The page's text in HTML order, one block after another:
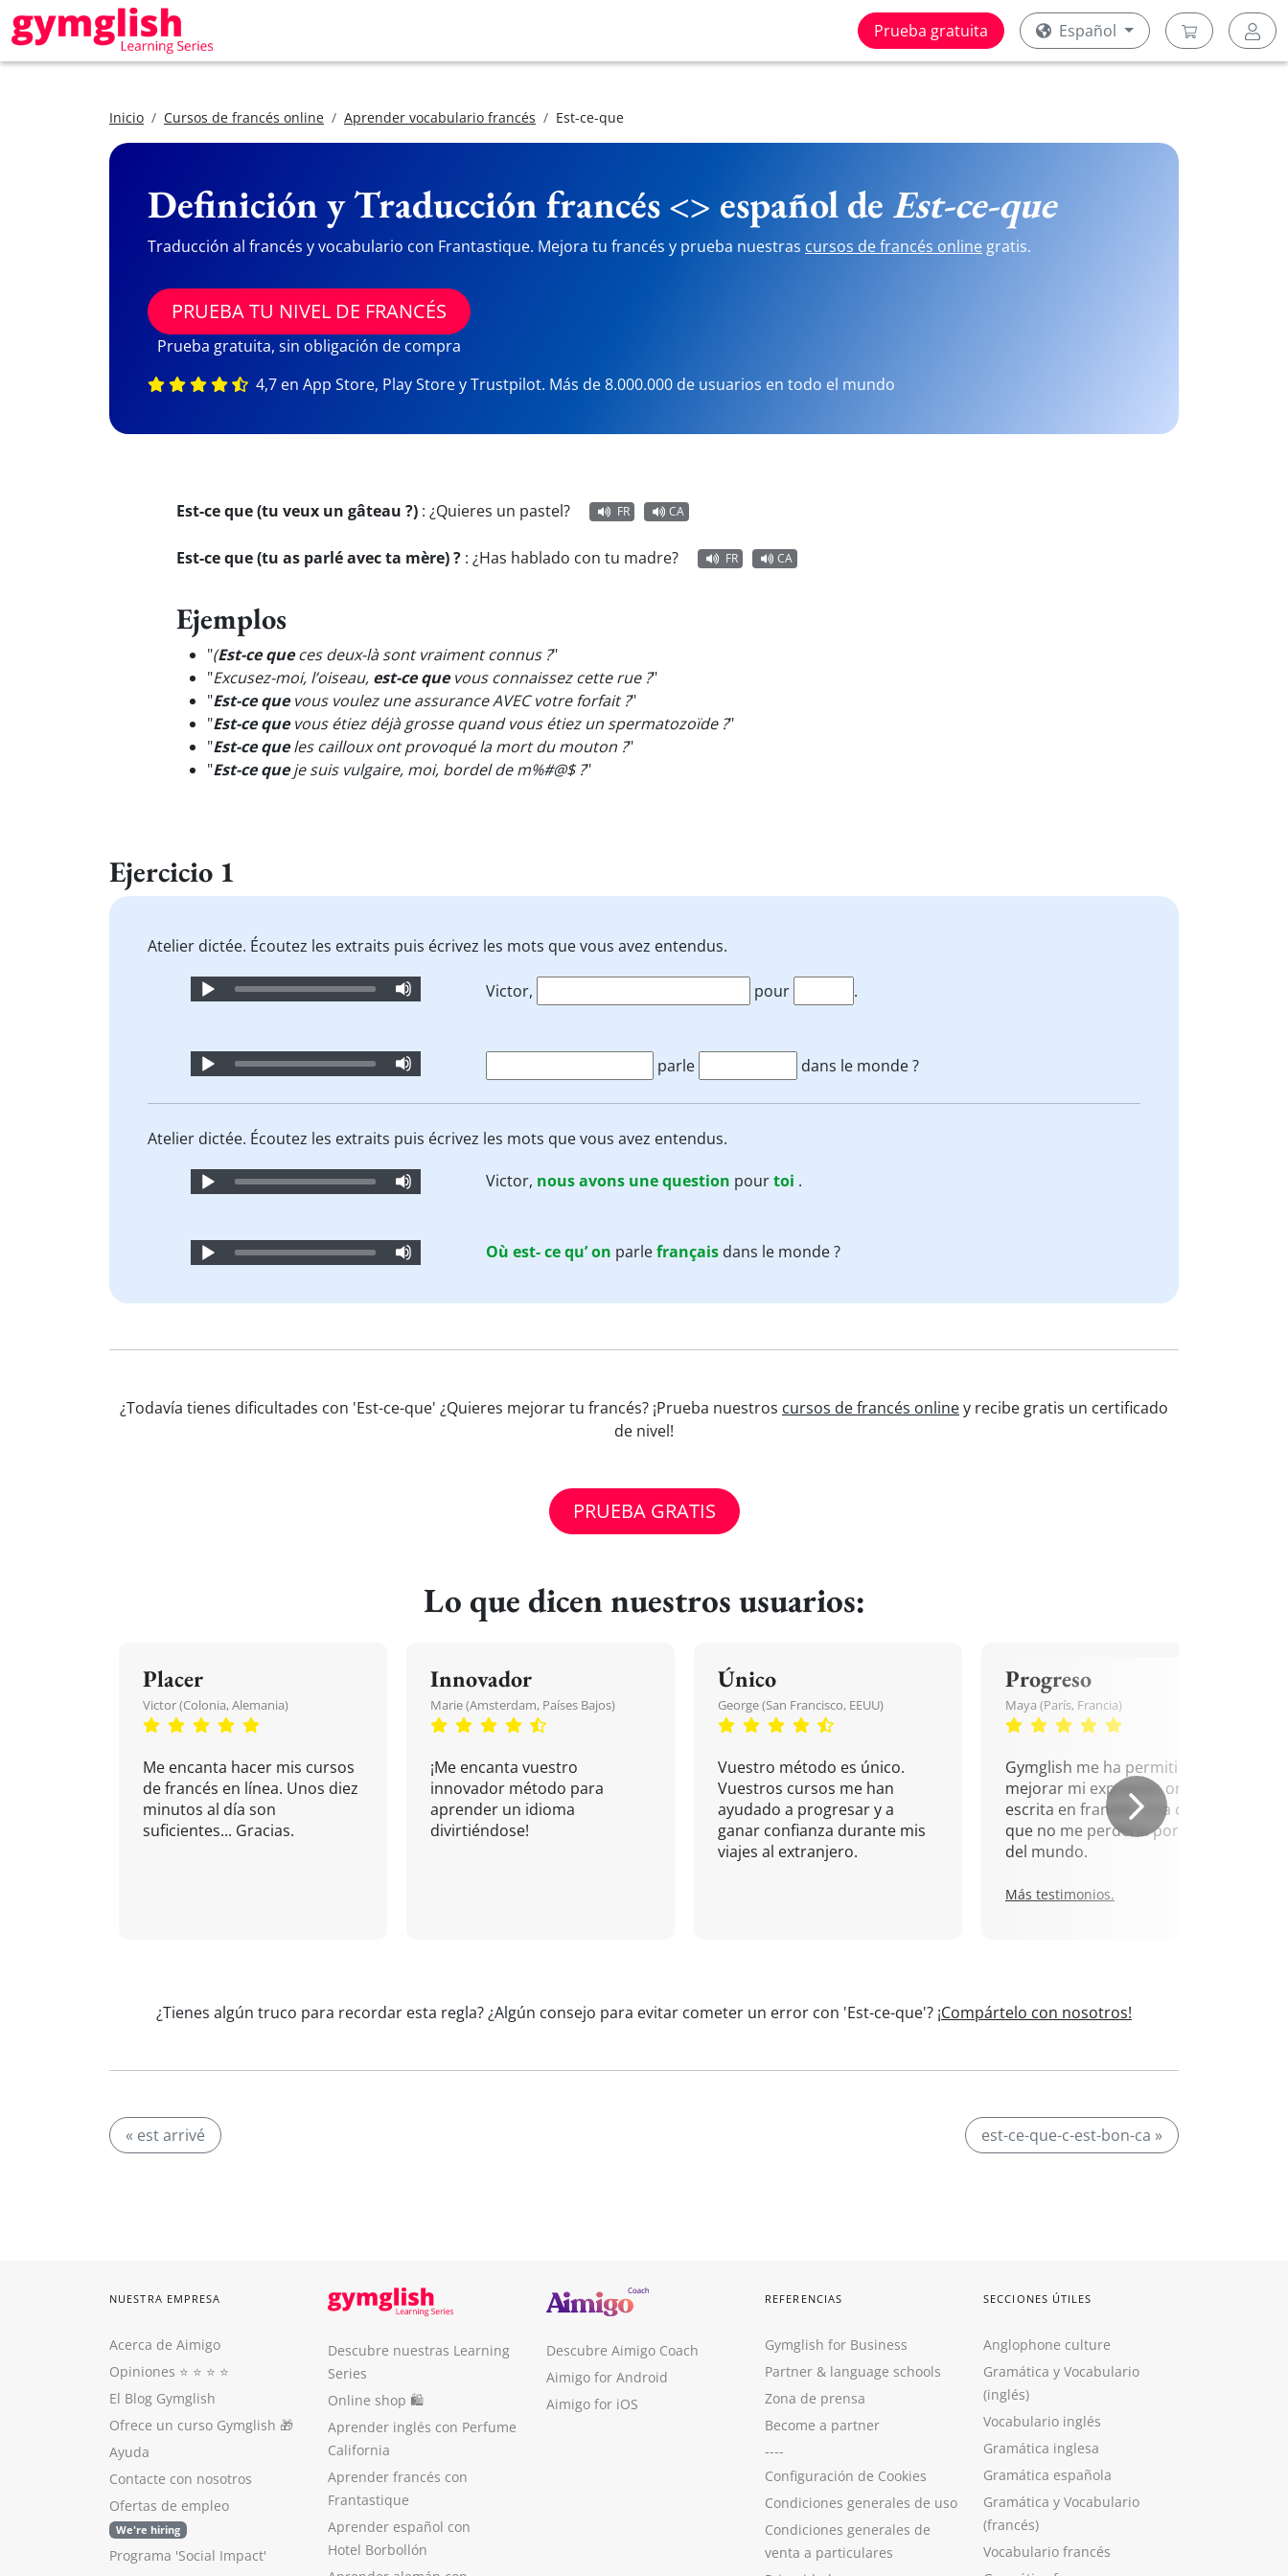
Prueba gratuita Español
Inicio Cursos de francés online Aprender vocabulario francés Est-ce-que
Definición y Traducción francés <> español de Est-ce-que
Traducción al francés y vocabulario con Frantastique. Mejora tu francés y prueba nuestras cursos de francés online gratis.
PRUEBA TU NIVEL DE FRANCÉS
Prueba gratuita, sin obligación de compra
4,7 en App Store, Play Store y Trustpilot. Más de 8.000.000 de usuarios en todo el mundo
Est-ce que (tu veux un gâteau ?) : ¿Quieres un pastel? FR CA
Est-ce que (tu as parlé avec ta mère) ? : ¿Has hablado con tu madre? FR CA
Ejemplos
"(Est-ce queces deux-là sont vraiment connus ?"
"Excusez-moi, l’oiseau, est-ce quevous connaissez cette rue ?"
"Est-ce quevous voulez une assurance AVEC votre forfait ?"
"Est-ce quevous étiez déjà grosse quand vous étiez un spermatozoïde ?"
"Est-ce queles cailloux ont provoqué la mort du mouton ?"
"Est-ce queje suis vulgaire, moi, bordel de m%#@$ ?"
Ejercicio 1
Atelier dictée. Écoutez les extraits puis écrivez les mots que vous avez entendus.
Victor, pour .
parle dans le monde ?
Atelier dictée. Écoutez les extraits puis écrivez les mots que vous avez entendus.
Victor, nousavons unequestion pourtoi .
Où est-cequ’on parlefrançais dans le monde ?
¿Todavía tienes dificultades con 'Est-ce-que' ¿Quieres mejorar tu francés? ¡Prueba nuestros cursos de francés onliney recibe gratis un certificado
de nivel!
PRUEBA GRATIS
Lo que dicen nuestros usuarios:
Placer
Victor (Colonia, Alemania)
Me encanta hacer mis cursos
de francés en línea. Unos diez
minutos al día son
suficientes... Gracias.
Innovador
Marie (Amsterdam, Países Bajos)
¡Me encanta vuestro
innovador método para
aprender un idioma
divirtiéndose!
Único
George (San Francisco, EEUU)
Vuestro método es único.
Vuestros cursos me han
ayudado a progresar y a
ganar confianza durante mis
viajes al extranjero.
Progreso
Maya (París, Francia)
Gymglish me ha permitido
mejorar mi expresión oral y
escrita en francés. Una cita
que no me perdería por nada
del mundo.
Más testimonios.
¿Tienes algún truco para recordar esta regla? ¿Algún consejo para evitar cometer un error con 'Est-ce-que'? ¡Compártelo con nosotros!
« est arrivé est-ce-que-c-est-bon-ca »
NUESTRA EMPRESA
Acerca de Aimigo
Opiniones ⭐️ ⭐️ ⭐️ ⭐️
El Blog Gymglish
Ofrece un curso Gymglish 🎁
Ayuda
Contacte con nosotros
Ofertas de empleo
We're hiring
Programa 'Social Impact'
Descubre nuestras Learning
Series
Online shop 🛍
Aprender inglés con Perfume
California
Aprender francés con
Frantastique
Aprender español con
Hotel Borbollón
Descubre Aimigo Coach
Aimigo for Android
Aimigo for iOS
REFERENCIAS
Gymglish for Business
Partner & language schools
Zona de prensa
Become a partner
----
Configuración de Cookies
Condiciones generales de uso
Condiciones generales de
venta a particulares
SECCIONES ÚTILES
Anglophone culture
Gramática y Vocabulario
(inglés)
Vocabulario inglés
Gramática inglesa
Gramática española
Gramática y Vocabulario
(francés)
Vocabulario francés